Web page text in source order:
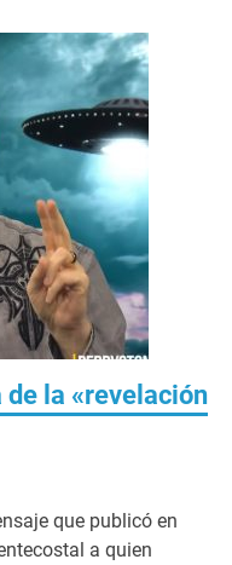
de la «revelación
que publicó en
a quien